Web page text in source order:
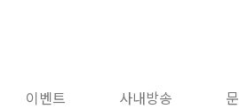
이벤트 사내방송